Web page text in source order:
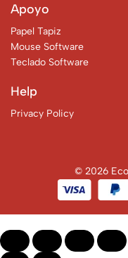
Apoyo
Papel Tapiz
Mouse Software
Teclado Software
Help
Privacy Policy
© 2026